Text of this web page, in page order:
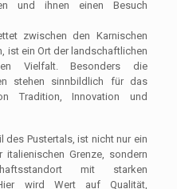
und ihnen einen Besuch
zwischen den Karnischen
ist ein Ort der landschaftlichen
Vielfalt. Besonders die
stehen sinnbildlich für das
Tradition, Innovation und
des Pustertals, ist nicht nur ein
italienischen Grenze, sondern
mit starken
wird Wert auf Qualität,